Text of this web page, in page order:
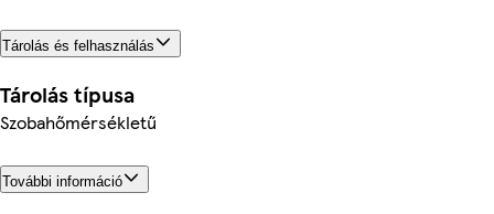
Tárolás és felhasználás
Tárolás típusa
Szobahőmérsékletű
További információ